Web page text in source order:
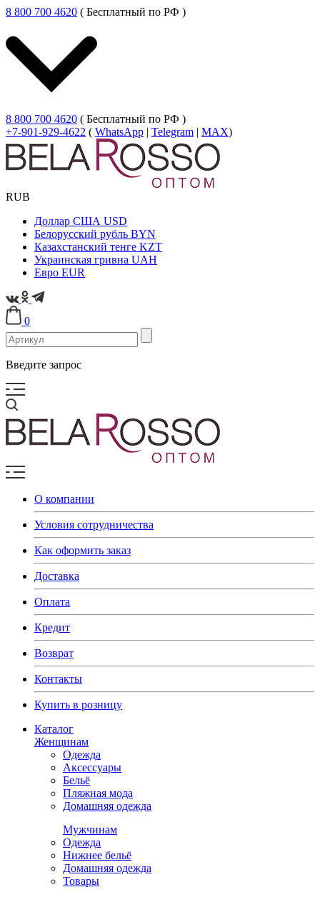
8 800 700 4620 ( Бесплатный по РФ )
8 800 700 4620 ( Бесплатный по РФ )
+7-901-929-4622 ( WhatsApp | Telegram | MAX)
RUB
Доллар США USD
Белорусский рубль BYN
Казахстанский тенге KZT
Украинская гривна UAH
Евро EUR
0
Введите запрос
О компании
Условия сотрудничества
Как оформить заказ
Доставка
Оплата
Кредит
Возврат
Контакты
Купить в розницу
Каталог
Женщинам
Одежда
Аксессуары
Бельё
Пляжная мода
Домашняя одежда
Мужчинам
Одежда
Нижнее бельё
Домашняя одежда
Товары